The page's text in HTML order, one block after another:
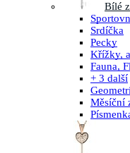
Bílé
Srdíčka
Pecky
Křížky,
Fauna,
+ 3 další
Měsíční